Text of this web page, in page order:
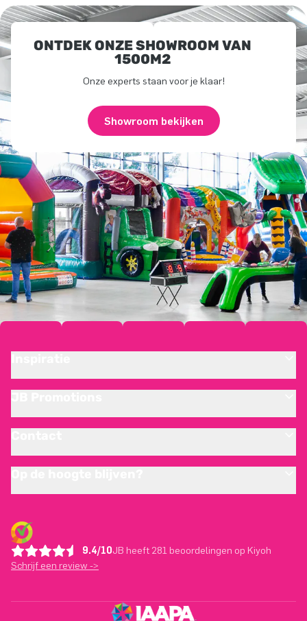
ONTDEK ONZE SHOWROOM VAN
1500M2
Onze experts staan voor je klaar!
Showroom bekijken
9.4/10JB heeft 281 beoordelingen op Kiyoh
Schrijf een review ->